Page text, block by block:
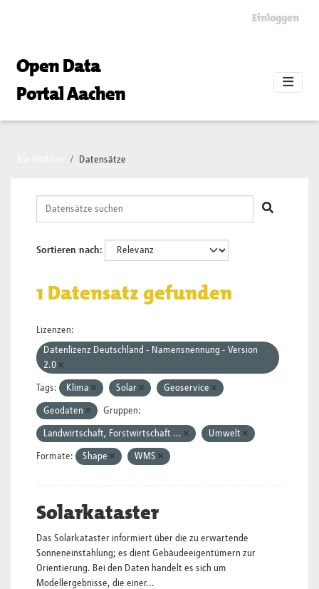
Einloggen
Open Data
Portal Aachen
Datensätze
Sortieren nach
1 Datensatz gefunden
Lizenzen:
Datenlizenz Deutschland - Namensnennung - Version
2.0
Tags: Klima Solar Geoservice
Geodaten Gruppen:
Landwirtschaft, Forstwirtschaft ... Umwelt
Formate: Shape WMS
Solarkataster
Das Solarkataster informiert über die zu erwartende
Sonneneinstahlung; es dient Gebäudeeigentümern zur
Orientierung. Bei den Daten handelt es sich um
Modellergebnisse, die einer...